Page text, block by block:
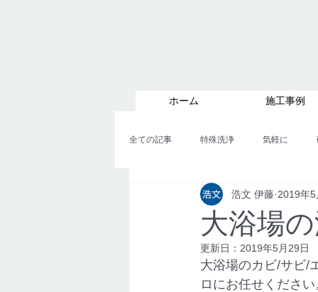
ホーム 施工事例
全ての記事 特殊洗浄 気軽に
カビのコラム４ カビのコラム５
大浴場
浩文 伊藤 2019年
更新日： 2019年5月29日
大浴場のカビ/サビ/
ロにお任せください